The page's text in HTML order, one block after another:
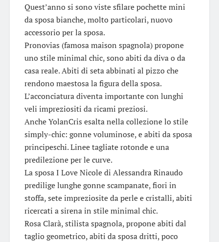
Quest’anno si sono viste sfilare pochette mini
da sposa bianche, molto particolari, nuovo
accessorio per la sposa.
Pronovias (famosa maison spagnola) propone
uno stile minimal chic, sono abiti da diva o da
casa reale. Abiti di seta abbinati al pizzo che
rendono maestosa la figura della sposa.
L’acconciatura diventa importante con lunghi
veli impreziositi da ricami preziosi.
Anche YolanCris esalta nella collezione lo stile
simply-chic: gonne voluminose, e abiti da sposa
principeschi. Linee tagliate rotonde e una
predilezione per le curve.
La sposa I Love Nicole di Alessandra Rinaudo
predilige lunghe gonne scampanate, fiori in
stoffa, sete impreziosite da perle e cristalli, abiti
ricercati a sirena in stile minimal chic.
Rosa Clarà, stilista spagnola, propone abiti dal
taglio geometrico, abiti da sposa dritti, poco